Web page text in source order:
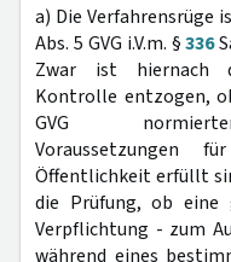
a) Die Verfahrensrüge
Abs. 5 GVG i.V.m. §336
Zwar ist hiernach
Kontrolle entzogen,
GVG
Voraussetzungen
Öffentlichkeit erfüllt
die Prüfung, ob eine
Verpflichtung - zum
während eines